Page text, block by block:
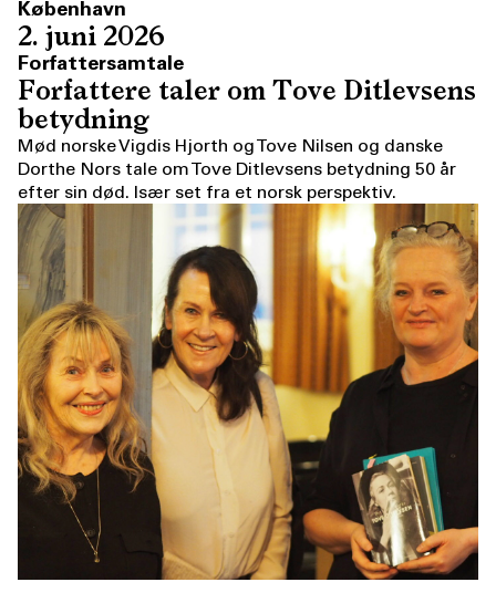
København
2. juni 2026
Forfattersamtale
Forfattere taler om Tove Ditlevsens
betydning
Mød norske Vigdis Hjorth og Tove Nilsen og danske
Dorthe Nors tale om Tove Ditlevsens betydning 50 år
efter sin død. Især set fra et norsk perspektiv.